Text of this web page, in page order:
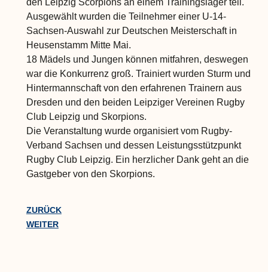
den Leipzig Scorpions an einem Trainingslager teil.
Ausgewählt wurden die Teilnehmer einer U-14-
Sachsen-Auswahl zur Deutschen Meisterschaft in
Heusenstamm Mitte Mai.
18 Mädels und Jungen können mitfahren, deswegen
war die Konkurrenz groß. Trainiert wurden Sturm und
Hintermannschaft von den erfahrenen Trainern aus
Dresden und den beiden Leipziger Vereinen Rugby
Club Leipzig und Skorpions.
Die Veranstaltung wurde organisiert vom Rugby-
Verband Sachsen und dessen Leistungsstützpunkt
Rugby Club Leipzig. Ein herzlicher Dank geht an die
Gastgeber von den Skorpions.
ZURÜCK
WEITER